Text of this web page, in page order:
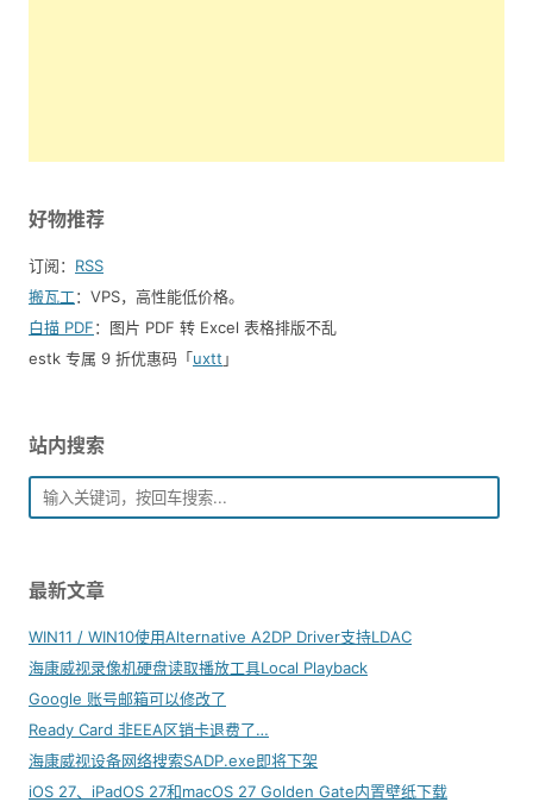
好物推荐
订阅： RSS
搬瓦工：VPS，高性能低价格。️
白描 PDF：图片 PDF 转 Excel 表格排版不乱
estk 专属 9 折优惠码「uxtt 」
站内搜索
最新文章
WIN11 / WIN10使用Alternative A2DP Driver支持LDAC
海康威视录像机硬盘读取播放工具Local Playback
Google 账号邮箱可以修改了
Ready Card 非EEA区销卡退费了…
海康威视设备网络搜索SADP.exe即将下架
iOS 27、iPadOS 27和macOS 27 Golden Gate内置壁纸下载